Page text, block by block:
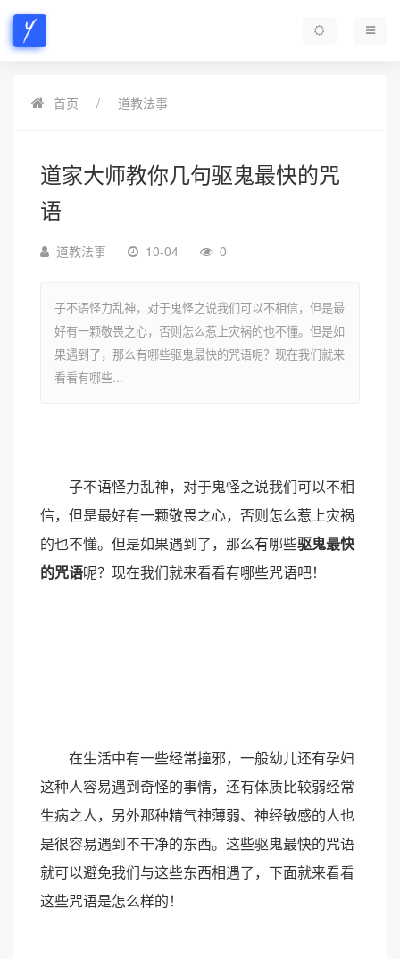
首页 道教法事
道家大师教你几句驱鬼最快的咒
语
道教法事 10-04 0
子不语怪力乱神，对于鬼怪之说我们可以不相信，但是最
好有一颗敬畏之心，否则怎么惹上灾祸的也不懂。但是如
果遇到了，那么有哪些驱鬼最快的咒语呢？现在我们就来
看看有哪些...
子不语怪力乱神，对于鬼怪之说我们可以不相
信，但是最好有一颗敬畏之心，否则怎么惹上灾祸
的也不懂。但是如果遇到了，那么有哪些驱鬼最快
的咒语呢？现在我们就来看看有哪些咒语吧！
在生活中有一些经常撞邪，一般幼儿还有孕妇
这种人容易遇到奇怪的事情，还有体质比较弱经常
生病之人，另外那种精气神薄弱、神经敏感的人也
是很容易遇到不干净的东西。这些驱鬼最快的咒语
就可以避免我们与这些东西相遇了，下面就来看看
这些咒语是怎么样的！